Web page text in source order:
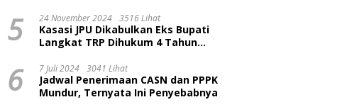
5 24 November 2024 3516 Lihat
Kasasi JPU Dikabulkan Eks Bupati
Langkat TRP Dihukum 4 Tahun
6 7 Juli 2024 3041 Lihat
Jadwal Penerimaan CASN dan PPPK
Mundur, Ternyata Ini Penyebabnya